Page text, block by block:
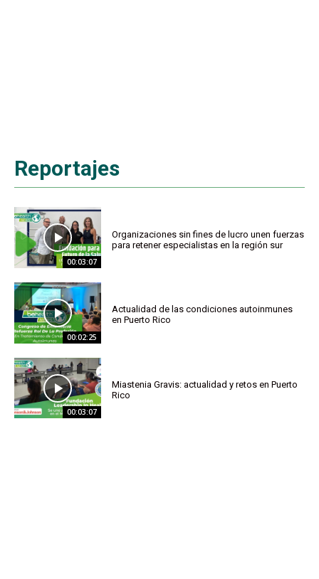
Reportajes
00:03:07
Organizaciones sin fines de lucro unen fuerzas
para retener especialistas en la región sur
00:02:25
Actualidad de las condiciones autoinmunes
en Puerto Rico
00:03:07
Miastenia Gravis: actualidad y retos en Puerto
Rico